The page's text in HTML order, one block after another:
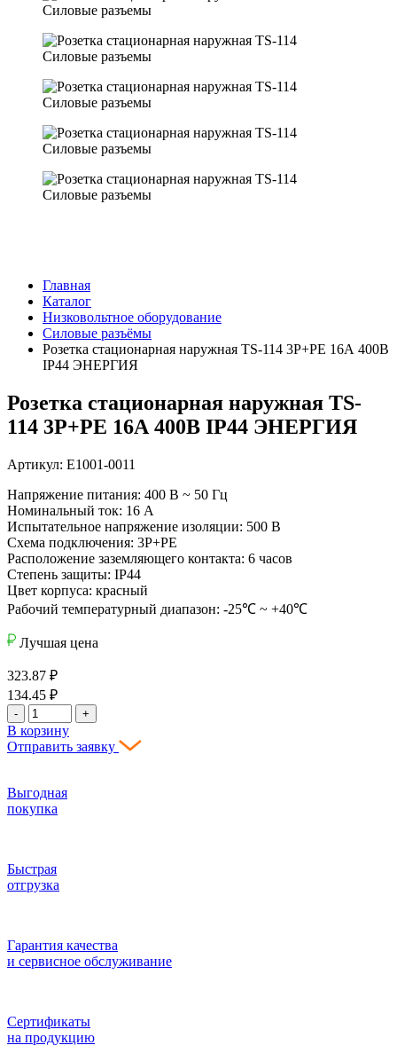
Главная
Каталог
Низковольтное оборудование
Силовые разъёмы
Розетка стационарная наружная TS-114 3P+PE 16А 400В
IP44 ЭНЕРГИЯ
Розетка стационарная наружная TS-
114 3P+PE 16А 400В IP44 ЭНЕРГИЯ
Артикул: Е1001-0011
Напряжение питания: 400 В ~ 50 Гц
Номинальный ток: 16 А
Испытательное напряжение изоляции: 500 В
Схема подключения: 3P+PE
Расположение заземляющего контакта: 6 часов
Степень защиты: IP44
Цвет корпуса: красный
Рабочий температурный диапазон: -25℃ ~ +40℃
Лучшая цена
323.87 ₽
134.45 ₽
- +
В корзину
Отправить заявку
Выгодная
покупка
Быстрая
отгрузка
Гарантия качества
и сервисное обслуживание
Сертификаты
на продукцию